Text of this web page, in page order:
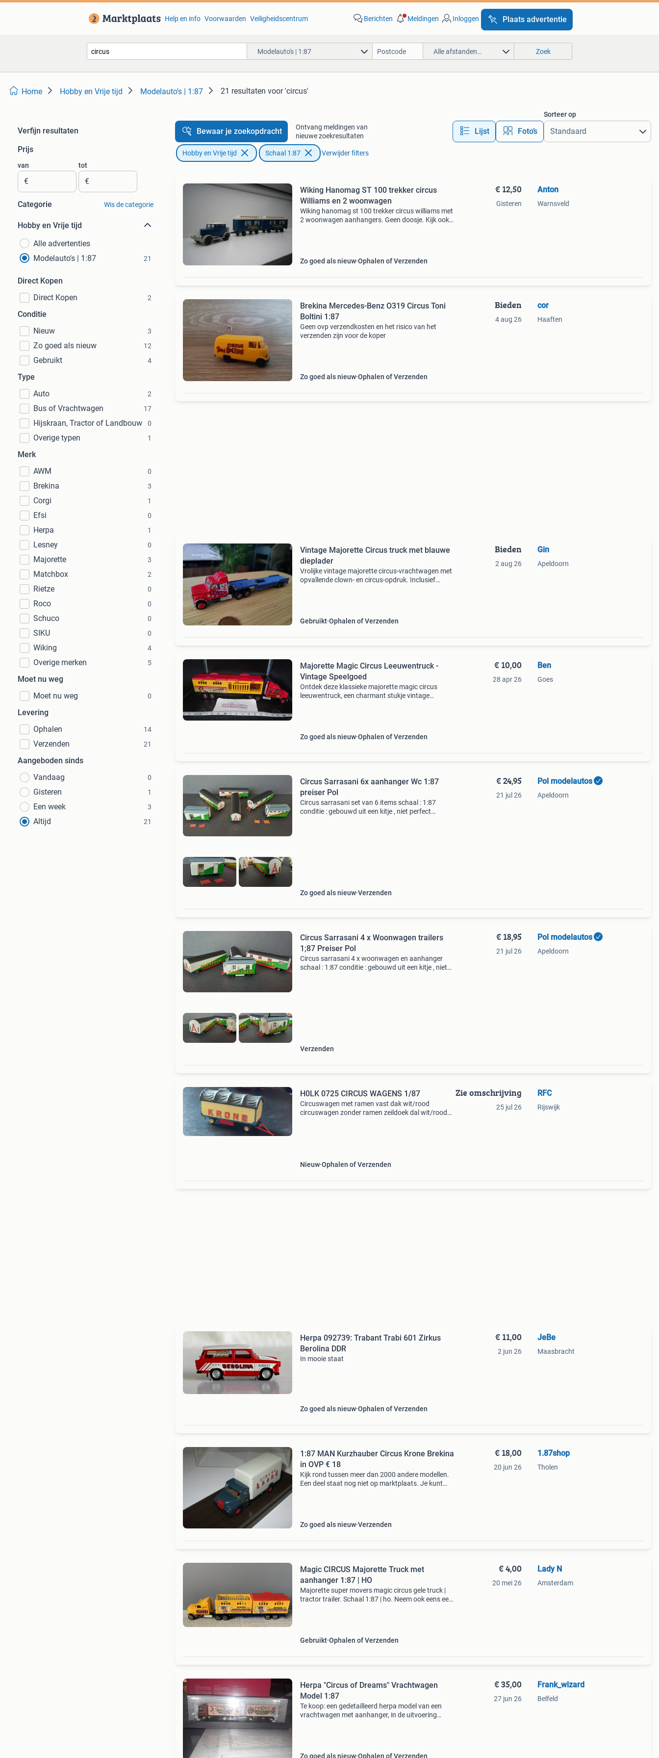
Help en info Voorwaarden Veiligheidscentrum Berichten Meldingen Inloggen Plaats advertentie
Modelauto's | 1:87 Alle afstanden… Zoek
Home Hobby en Vrije tijd Modelauto's | 1:87 21 resultaten voor 'circus'
Verfijn resultaten
Prijs
van
€
tot
€
Categorie Wis de categorie
Hobby en Vrije tijd
Alle advertenties
Modelauto's | 1:87
21
Direct Kopen
Direct Kopen
2
Conditie
Nieuw
3
Zo goed als nieuw 12
Gebruikt 4
Type
Auto
2
Bus of Vrachtwagen 17
Hijskraan, Tractor of Landbouw 0
Overige typen 1
Merk
AWM
0
Brekina 3
Corgi 1
Efsi 0
Herpa 1
Lesney 0
Majorette 3
Matchbox 2
Rietze 0
Roco 0
Schuco 0
SIKU 0
Wiking 4
Overige merken 5
Moet nu weg
Moet nu weg
0
Levering
Ophalen
14
Verzenden 21
Aangeboden sinds
Vandaag
0
Gisteren 1
Een week 3
Altijd 21
Bewaar je zoekopdracht
Ontvang meldingen van
nieuwe zoekresultaten
Lijst Foto’s
Sorteer op
Hobby en Vrije tijd Schaal 1:87 Verwijder filters
Wiking Hanomag ST 100 trekker circus
Williams en 2 woonwagen
Wiking hanomag st 100 trekker circus williams met
2 woonwagen aanhangers. Geen doosje. Kijk ook
Zo goed als nieuw Ophalen of Verzenden
€ 12,50
Gisteren
Anton
Warnsveld
Brekina Mercedes-Benz O319 Circus Toni
Boltini 1:87
Geen ovp verzendkosten en het risico van het
verzenden zijn voor de koper
Zo goed als nieuw Ophalen of Verzenden
Bieden
4 aug 26
cor
Haaften
Vintage Majorette Circus truck met blauwe
dieplader
Vrolijke vintage majorette circus-vrachtwagen met
opvallende clown- en circus-opdruk. Inclusief
Gebruikt Ophalen of Verzenden
Bieden
2 aug 26
Gin
Apeldoorn
Majorette Magic Circus Leeuwentruck -
Vintage Speelgoed
Ontdek deze klassieke majorette magic circus
leeuwentruck, een charmant stukje vintage
Zo goed als nieuw Ophalen of Verzenden
€ 10,00
28 apr 26
Ben
Goes
Circus Sarrasani 6x aanhanger Wc 1:87
preiser Pol
Circus sarrasani set van 6 items schaal : 1:87
conditie : gebouwd uit een kitje , niet perfect
Zo goed als nieuw Verzenden
€ 24,95
21 jul 26
Pol modelautos
Apeldoorn
Circus Sarrasani 4 x Woonwagen trailers
1;87 Preiser Pol
Circus sarrasani 4 x woonwagen en aanhanger
schaal : 1:87 conditie : gebouwd uit een kitje , niet
Verzenden
€ 18,95
21 jul 26
Pol modelautos
Apeldoorn
H0LK 0725 CIRCUS WAGENS 1/87
Circuswagen met ramen vast dak wit/rood
circuswagen zonder ramen zeildoek dal wit/rood
Nieuw Ophalen of Verzenden
Zie omschrijving
25 jul 26
RFC
Rijswijk
Herpa 092739: Trabant Trabi 601 Zirkus
Berolina DDR
In mooie staat
Zo goed als nieuw Ophalen of Verzenden
€ 11,00
2 jun 26
JeBe
Maasbracht
1:87 MAN Kurzhauber Circus Krone Brekina
in OVP € 18
Kijk rond tussen meer dan 2000 andere modellen.
Een deel staat nog niet op marktplaats. Je kunt
Zo goed als nieuw Verzenden
€ 18,00
20 jun 26
1.87shop
Tholen
Magic CIRCUS Majorette Truck met
aanhanger 1:87 | HO
Majorette super movers magic circus gele truck |
tractor trailer. Schaal 1:87 | ho. Neem ook eens een
Gebruikt Ophalen of Verzenden
€ 4,00
20 mei 26
Lady N
Amsterdam
Herpa "Circus of Dreams" Vrachtwagen
Model 1:87
Te koop: een gedetailleerd herpa model van een
vrachtwagen met aanhanger, in de uitvoering
Zo goed als nieuw Ophalen of Verzenden
€ 35,00
27 jun 26
Frank_wizard
Belfeld